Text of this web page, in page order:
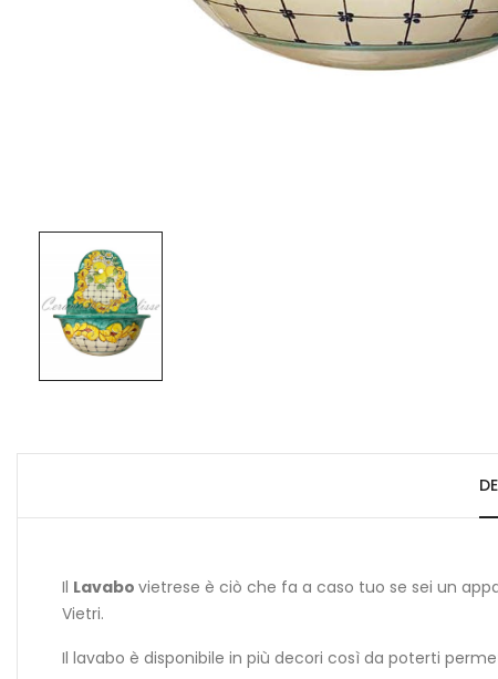
Il Lavabo vietrese è ciò che fa a caso tuo se sei un
Vietri.
Il lavabo è disponibile in più decori così da poterti